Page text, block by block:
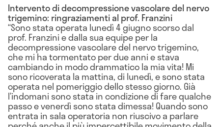
Intervento di decompressione vascolare del nervo
trigemino: ringraziamenti al prof. Franzini
Sono stata operata lunedì 4 giugno scorso dal
prof. Franzini e dalla sua equipe per la
decompressione vascolare del nervo trigemino,
che mi ha tormentato per due anni e stava
cambiando in modo drammatico la mia vita! Mi
sono ricoverata la mattina, di lunedì, e sono stata
operata nel pomeriggio dello stesso giorno. Già
l’indomani sono stata in condizione di fare qualche
passo e venerdì sono stata dimessa! Quando sono
entrata in sala operatoria non riuscivo a parlare